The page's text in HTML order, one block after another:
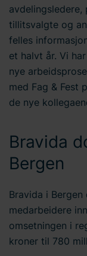
tillitsvalgte og
felles
et halvt år. Vi
nye
med Fag & Fest
de nye
Bravida
Bergen
Bravida i
medarbeidere
omsetningen i
kroner til 780